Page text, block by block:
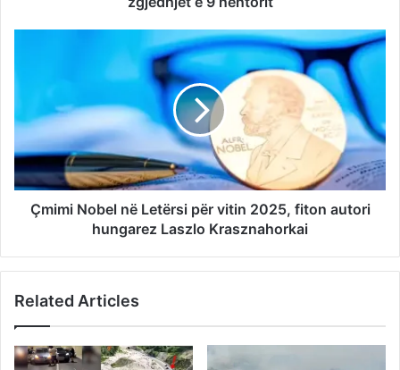
Çmimi Nobel në Letërsi për vitin 2025, fiton autori
hungarez Laszlo Krasznahorkai
Related Articles